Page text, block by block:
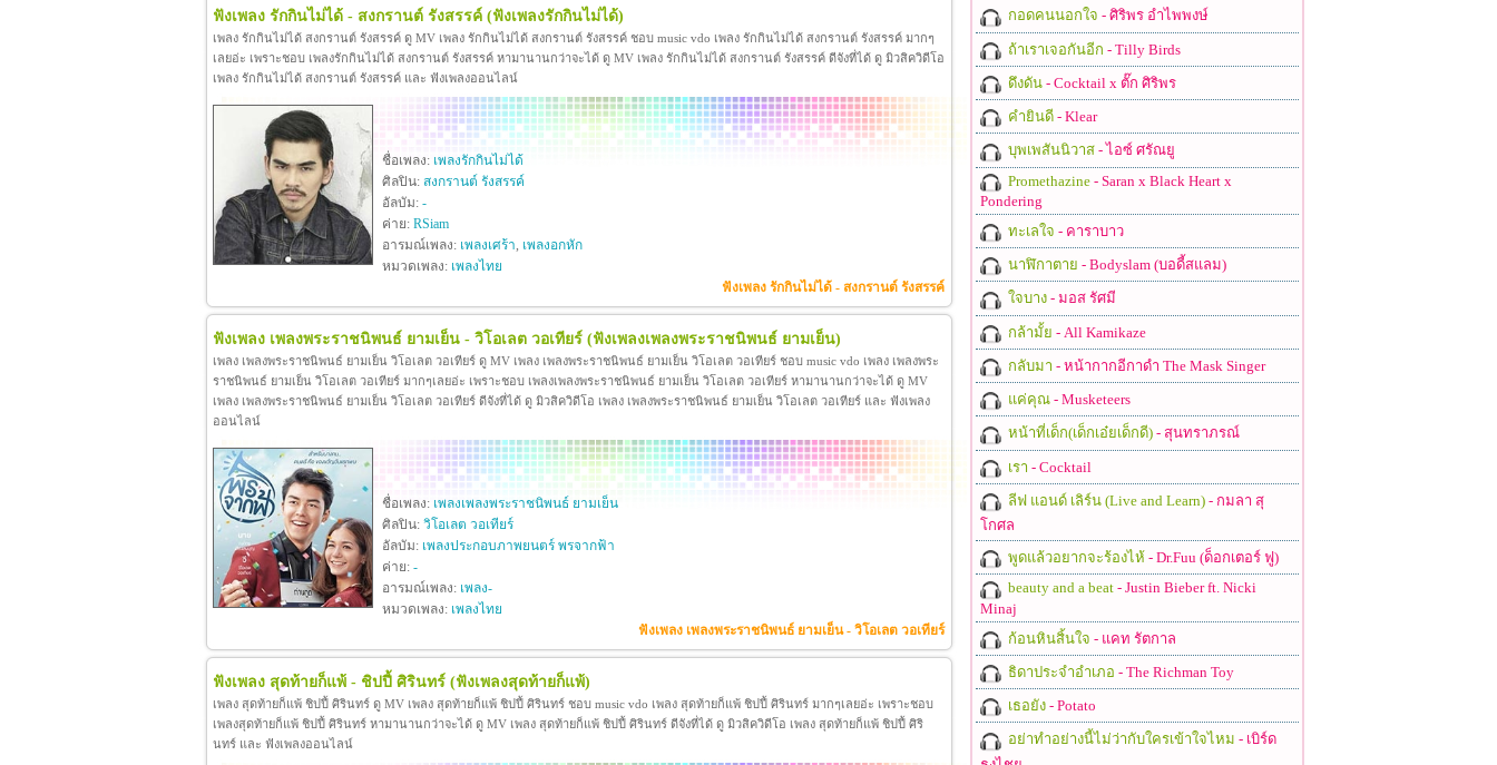
ฟังเพลง รักกินไม่ได้ - สงกรานต์ รังสรรค์ (ฟังเพลงรักกินไม่ได้)
เพลง รักกินไม่ได้ สงกรานต์ รังสรรค์ ดู MV เพลง รักกินไม่ได้ สงกรานต์ รังสรรค์ ชอบ music vdo เพลง รักกินไม่ได้ สงกรานต์ รังสรรค์ มากๆ
เลยอ่ะ เพราะชอบ เพลงรักกินไม่ได้ สงกรานต์ รังสรรค์ หามานานกว่าจะได้ ดู MV เพลง รักกินไม่ได้ สงกรานต์ รังสรรค์ ดีจังที่ได้ ดู มิวสิควิดีโอ
เพลง รักกินไม่ได้ สงกรานต์ รังสรรค์ และ ฟังเพลงออนไลน์
ชื่อเพลง: เพลงรักกินไม่ได้
ศิลปิน: สงกรานต์ รังสรรค์
อัลบัม: -
ค่าย: RSiam
อารมณ์เพลง: เพลงเศร้า, เพลงอกหัก
หมวดเพลง: เพลงไทย
ฟังเพลง รักกินไม่ได้ - สงกรานต์ รังสรรค์
ฟังเพลง เพลงพระราชนิพนธ์ ยามเย็น - วิโอเลต วอเทียร์ (ฟังเพลงเพลงพระราชนิพนธ์ ยามเย็น)
เพลง เพลงพระราชนิพนธ์ ยามเย็น วิโอเลต วอเทียร์ ดู MV เพลง เพลงพระราชนิพนธ์ ยามเย็น วิโอเลต วอเทียร์ ชอบ music vdo เพลง เพลงพระ
ราชนิพนธ์ ยามเย็น วิโอเลต วอเทียร์ มากๆเลยอ่ะ เพราะชอบ เพลงเพลงพระราชนิพนธ์ ยามเย็น วิโอเลต วอเทียร์ หามานานกว่าจะได้ ดู MV
เพลง เพลงพระราชนิพนธ์ ยามเย็น วิโอเลต วอเทียร์ ดีจังที่ได้ ดู มิวสิควิดีโอ เพลง เพลงพระราชนิพนธ์ ยามเย็น วิโอเลต วอเทียร์ และ ฟังเพลง
ออนไลน์
ชื่อเพลง: เพลงเพลงพระราชนิพนธ์ ยามเย็น
ศิลปิน: วิโอเลต วอเทียร์
อัลบัม: เพลงประกอบภาพยนตร์ พรจากฟ้า
ค่าย: -
อารมณ์เพลง: เพลง-
หมวดเพลง: เพลงไทย
ฟังเพลง เพลงพระราชนิพนธ์ ยามเย็น - วิโอเลต วอเทียร์
ฟังเพลง สุดท้ายก็แพ้ - ชิปปี้ ศิรินทร์ (ฟังเพลงสุดท้ายก็แพ้)
เพลง สุดท้ายก็แพ้ ชิปปี้ ศิรินทร์ ดู MV เพลง สุดท้ายก็แพ้ ชิปปี้ ศิรินทร์ ชอบ music vdo เพลง สุดท้ายก็แพ้ ชิปปี้ ศิรินทร์ มากๆเลยอ่ะ เพราะชอบ
เพลงสุดท้ายก็แพ้ ชิปปี้ ศิรินทร์ หามานานกว่าจะได้ ดู MV เพลง สุดท้ายก็แพ้ ชิปปี้ ศิรินทร์ ดีจังที่ได้ ดู มิวสิควิดีโอ เพลง สุดท้ายก็แพ้ ชิปปี้ ศิริ
นทร์ และ ฟังเพลงออนไลน์
กอดคนนอกใจ - ศิริพร อำไพพงษ์
ถ้าเราเจอกันอีก - Tilly Birds
ดึงดัน- Cocktail x ตั๊ก ศิริพร
คำยินดี- Klear
บุพเพสันนิวาส- ไอซ์ ศรัณยู
Promethazine- Saran x Black Heart x
Pondering
ทะเลใจ - คาราบาว
นาฬิกาตาย - Bodyslam (บอดี้สแลม)
ใจบาง- มอส รัศมี
กล้ามั้ย - All Kamikaze
กลับมา - หน้ากากอีกาดำ The Mask Singer
แค่คุณ- Musketeers
หน้าที่เด็ก(เด็กเอ๋ยเด็กดี)- สุนทราภรณ์
เรา - Cocktail
ลีฟ แอนด์ เลิร์น (Live and Learn)- กมลา สุ
โกศล
พูดแล้วอยากจะร้องไห้ - Dr.Fuu (ด็อกเตอร์ ฟู)
beauty and a beat- Justin Bieber ft. Nicki
Minaj
ก้อนหินสิ้นใจ - แคท รัตกาล
ธิดาประจําอําเภอ - The Richman Toy
เธอยัง- Potato
อย่าทำอย่างนี้ไม่ว่ากับใครเข้าใจไหม - เบิร์ด